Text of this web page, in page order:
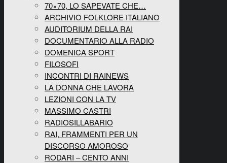
70×70, LO SAPEVATE CHE…
ARCHIVIO FOLKLORE ITALIANO
AUDITORIUM DELLA RAI
DOCUMENTARIO ALLA RADIO
DOMENICA SPORT
FILOSOFI
INCONTRI DI RAINEWS
LA DONNA CHE LAVORA
LEZIONI CON LA TV
MASSIMO CASTRI
RADIOSILLABARIO
RAI, FRAMMENTI PER UN
DISCORSO AMOROSO
RODARI – CENTO ANNI